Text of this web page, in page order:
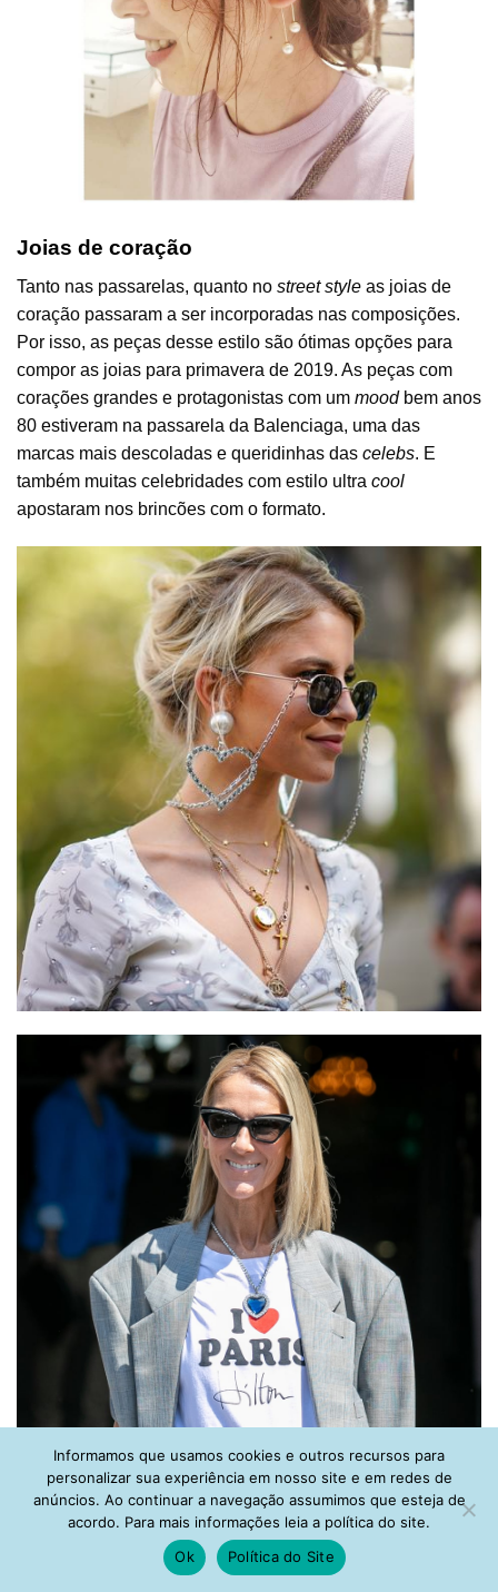
Joias de coração
Tanto nas passarelas, quanto no street style as joias de
coração passaram a ser incorporadas nas composições.
Por isso, as peças desse estilo são ótimas opções para
compor as joias para primavera de 2019. As peças com
corações grandes e protagonistas com um moodbem anos
80 estiveram na passarela da Balenciaga, uma das
marcas mais descoladas e queridinhas das celebs. E
também muitas celebridades com estilo ultra cool
apostaram nos brincões com o formato.
Informamos que usamos cookies e outros recursos para
personalizar sua experiência em nosso site e em redes de
anúncios. Ao continuar a navegação assumimos que esteja de
acordo. Para mais informações leia a política do site.
Ok
Política do Site